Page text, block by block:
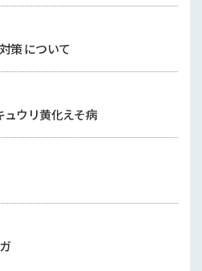
策 について
ュウリ黄化えそ病